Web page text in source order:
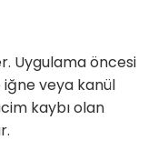
Uygulama öncesi
veya kanül
kaybı olan